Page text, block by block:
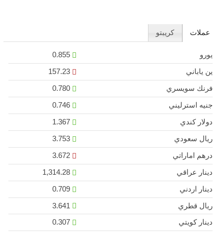
عملات كريبتو
يورو
0.855
ين ياباني
157.23
فرنك سويسري
0.780
جنيه استرليني
0.746
دولار كندي
1.367
ريال سعودي
3.753
درهم اماراتي
3.672
دينار عراقي
1,314.28
دينار اردني
0.709
ريال قطري
دينار كويتي
0.307